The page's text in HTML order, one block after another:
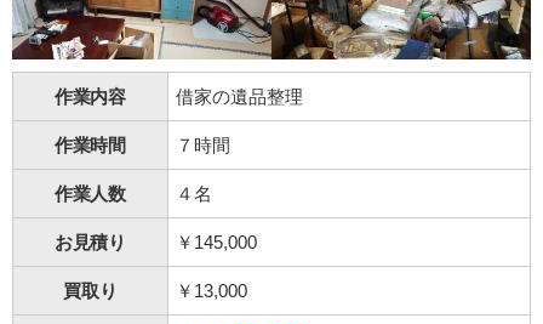
作業内容 借家の遺品整理
作業時間 ７時間
作業人数 ４名
お見積り ￥145,000
買取り ￥13,000